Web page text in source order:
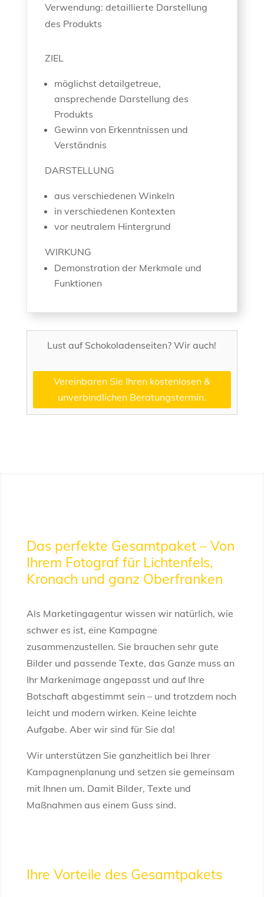
Verwendung: detaillierte Darstellung
des Produkts
ZIEL
möglichst detailgetreue,
ansprechende Darstellung des
Produkts
Gewinn von Erkenntnissen und
Verständnis
DARSTELLUNG
aus verschiedenen Winkeln
in verschiedenen Kontexten
vor neutralem Hintergrund
WIRKUNG
Demonstration der Merkmale und
Funktionen
Lust auf Schokoladenseiten? Wir auch!
Vereinbaren Sie Ihren kostenlosen &
unverbindlichen Beratungstermin.
Das perfekte Gesamtpaket – Von
Ihrem Fotograf für Lichtenfels,
Kronach und ganz Oberfranken
Als Marketingagentur wissen wir natürlich, wie
schwer es ist, eine Kampagne
zusammenzustellen. Sie brauchen sehr gute
Bilder und passende Texte, das Ganze muss an
Ihr Markenimage angepasst und auf Ihre
Botschaft abgestimmt sein – und trotzdem noch
leicht und modern wirken. Keine leichte
Aufgabe. Aber wir sind für Sie da!
Wir unterstützen Sie ganzheitlich bei Ihrer
Kampagnenplanung und setzen sie gemeinsam
mit Ihnen um. Damit Bilder, Texte und
Maßnahmen aus einem Guss sind.
Ihre Vorteile des Gesamtpakets